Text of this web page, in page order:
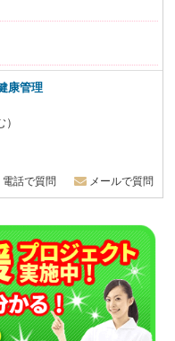
康管理
電話で質問 メールで質問